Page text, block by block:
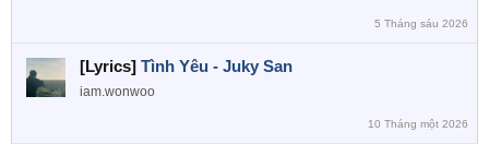
5 Tháng sáu 2026
[Lyrics] Tình Yêu - Juky San
iam.wonwoo
10 Tháng một 2026